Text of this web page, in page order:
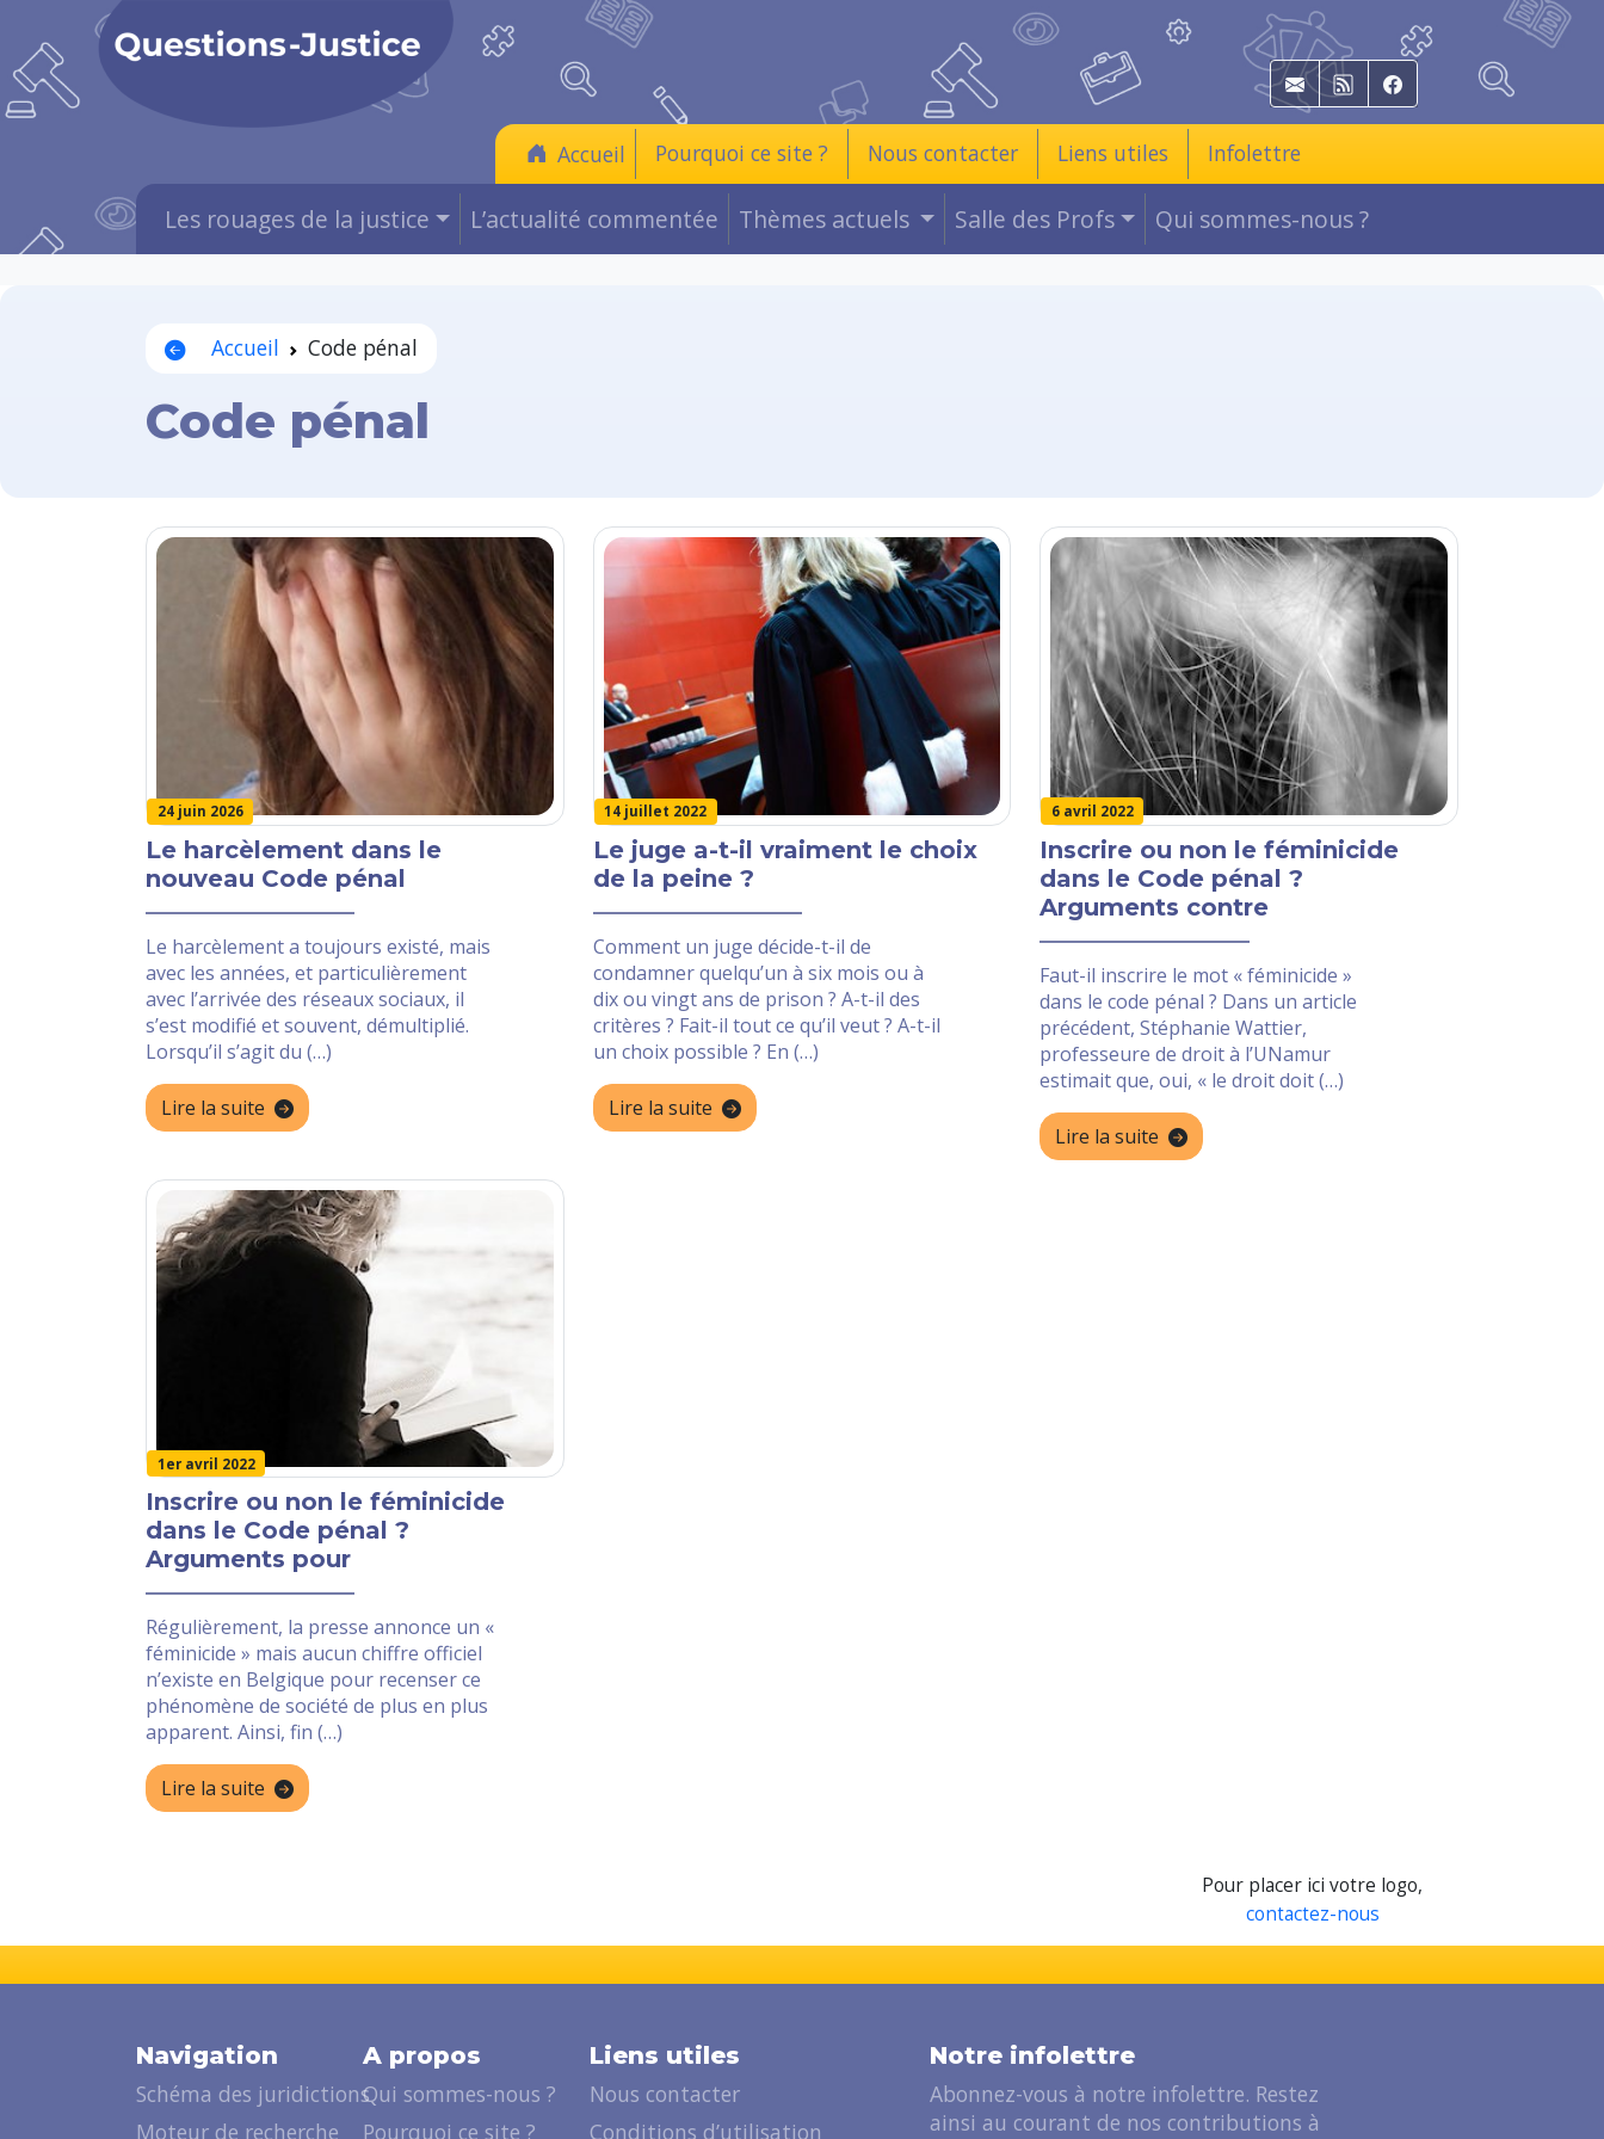
E-mail RSS Facebook
Accueil Pourquoi ce site ? Nous contacter Liens utiles Infolettre
Les rouages de la justice L’actualité commentée Thèmes actuels Salle des Profs Qui sommes-nous ?
Accueil Code pénal
Code pénal
24 juin 2026
Le harcèlement dans le
nouveau Code pénal
Le harcèlement a toujours existé, mais
avec les années, et particulièrement
avec l’arrivée des réseaux sociaux, il
s’est modifié et souvent, démultiplié.
Lorsqu’il s’agit du (…)
Lire la suite
14 juillet 2022
Le juge a-t-il vraiment le choix
de la peine ?
Comment un juge décide-t-il de
condamner quelqu’un à six mois ou à
dix ou vingt ans de prison ? A-t-il des
critères ? Fait-il tout ce qu’il veut ? A-t-il
un choix possible ? En (…)
Lire la suite
6 avril 2022
Inscrire ou non le féminicide
dans le Code pénal ?
Arguments contre
Faut-il inscrire le mot « féminicide »
dans le code pénal ? Dans un article
précédent, Stéphanie Wattier,
professeure de droit à l’UNamur
estimait que, oui, « le droit doit (…)
Lire la suite
1er avril 2022
Inscrire ou non le féminicide
dans le Code pénal ?
Arguments pour
Régulièrement, la presse annonce un «
féminicide » mais aucun chiffre officiel
n’existe en Belgique pour recenser ce
phénomène de société de plus en plus
apparent. Ainsi, fin (…)
Lire la suite
Pour placer ici votre logo,
contactez-nous
Navigation
Schéma des juridictions
Moteur de recherche
A propos
Qui sommes-nous ?
Pourquoi ce site ?
Liens utiles
Nous contacter
Conditions d’utilisation
Notre infolettre
Abonnez-vous à notre infolettre. Restez
ainsi au courant de nos contributions à